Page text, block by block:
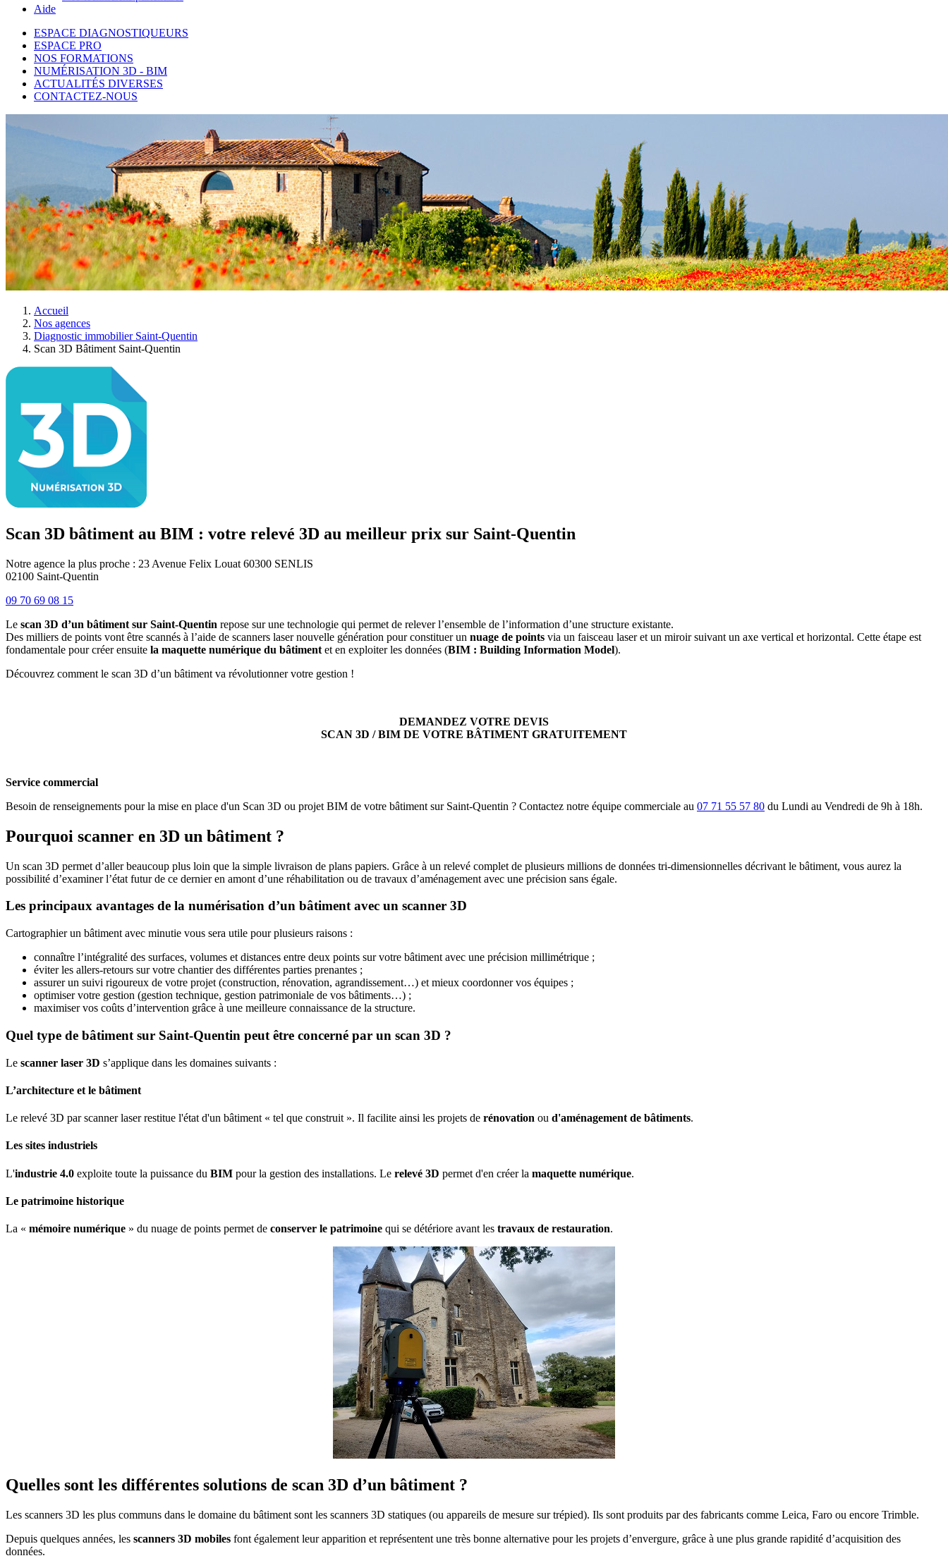
Aide
ESPACE DIAGNOSTIQUEURS
ESPACE PRO
NOS FORMATIONS
NUMÉRISATION 3D - BIM
ACTUALITÉS DIVERSES
CONTACTEZ-NOUS
Accueil
Nos agences
Diagnostic immobilier Saint-Quentin
Scan 3D Bâtiment Saint-Quentin
Scan 3D bâtiment au BIM : votre relevé 3D au meilleur prix sur Saint-Quentin
Notre agence la plus proche : 23 Avenue Felix Louat 60300 SENLIS
02100 Saint-Quentin
09 70 69 08 15
Le scan 3D d’un bâtiment sur Saint-Quentin repose sur une technologie qui permet de relever l’ensemble de l’information d’une structure existante.
Des milliers de points vont être scannés à l’aide de scanners laser nouvelle génération pour constituer un nuage de points via un faisceau laser et un miroir suivant un axe vertical et horizontal. Cette étape est
fondamentale pour créer ensuite la maquette numérique du bâtiment et en exploiter les données (BIM : Building Information Model).
Découvrez comment le scan 3D d’un bâtiment va révolutionner votre gestion !
DEMANDEZ VOTRE DEVIS
SCAN 3D / BIM DE VOTRE BÂTIMENT GRATUITEMENT
Service commercial
Besoin de renseignements pour la mise en place d'un Scan 3D ou projet BIM de votre bâtiment sur Saint-Quentin ? Contactez notre équipe commerciale au 07 71 55 57 80 du Lundi au Vendredi de 9h à 18h.
Pourquoi scanner en 3D un bâtiment ?
Un scan 3D permet d’aller beaucoup plus loin que la simple livraison de plans papiers. Grâce à un relevé complet de plusieurs millions de données tri-dimensionnelles décrivant le bâtiment, vous aurez la
possibilité d’examiner l’état futur de ce dernier en amont d’une réhabilitation ou de travaux d’aménagement avec une précision sans égale.
Les principaux avantages de la numérisation d’un bâtiment avec un scanner 3D
Cartographier un bâtiment avec minutie vous sera utile pour plusieurs raisons :
connaître l’intégralité des surfaces, volumes et distances entre deux points sur votre bâtiment avec une précision millimétrique ;
éviter les allers-retours sur votre chantier des différentes parties prenantes ;
assurer un suivi rigoureux de votre projet (construction, rénovation, agrandissement…) et mieux coordonner vos équipes ;
optimiser votre gestion (gestion technique, gestion patrimoniale de vos bâtiments…) ;
maximiser vos coûts d’intervention grâce à une meilleure connaissance de la structure.
Quel type de bâtiment sur Saint-Quentin peut être concerné par un scan 3D ?
Le scanner laser 3D s’applique dans les domaines suivants :
L’architecture et le bâtiment
Le relevé 3D par scanner laser restitue l'état d'un bâtiment « tel que construit ». Il facilite ainsi les projets de rénovation ou d'aménagement de bâtiments.
Les sites industriels
L'industrie 4.0 exploite toute la puissance du BIM pour la gestion des installations. Le relevé 3D permet d'en créer la maquette numérique.
Le patrimoine historique
La « mémoire numérique » du nuage de points permet de conserver le patrimoine qui se détériore avant les travaux de restauration.
Quelles sont les différentes solutions de scan 3D d’un bâtiment ?
Les scanners 3D les plus communs dans le domaine du bâtiment sont les scanners 3D statiques (ou appareils de mesure sur trépied). Ils sont produits par des fabricants comme Leica, Faro ou encore Trimble.
Depuis quelques années, les scanners 3D mobiles font également leur apparition et représentent une très bonne alternative pour les projets d’envergure, grâce à une plus grande rapidité d’acquisition des
données.